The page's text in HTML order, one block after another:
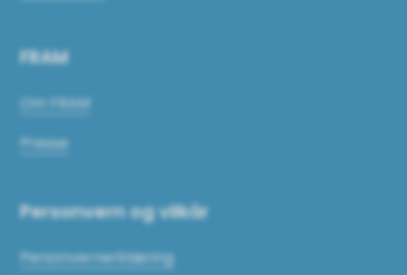
FRAM
Om FRAM
Presse
Personvern og vilkår
Personvernerklæring